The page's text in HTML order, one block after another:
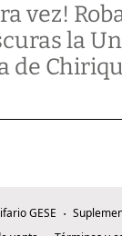
vez!
la
de
GESE